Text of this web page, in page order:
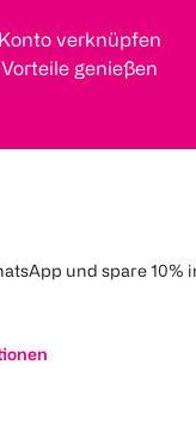
verknüpfen
genießen
und spare 10%